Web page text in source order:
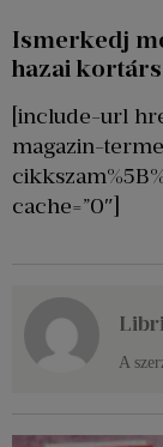
Ismerkedj
hazai
[include-url
magazin-
cache=”0″]
A